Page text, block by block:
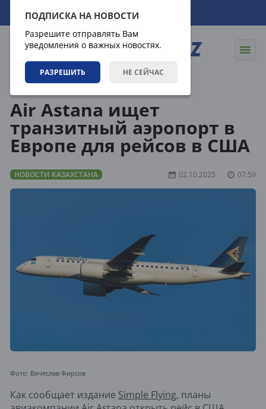
ПОДПИСКА НА НОВОСТИ
Разрешите отправлять Вам
уведомления о важных новостях.
РАЗРЕШИТЬ НЕ СЕЙЧАС
09.08.2026 17:02:40
Air Astana ищет
транзитный аэропорт в
Европе для рейсов в США
НОВОСТИ КАЗАХСТАНА 02.10.2025 07:59
Фото: Вячеслав Фирсов
Как сообщает издание Simple Flying, планы